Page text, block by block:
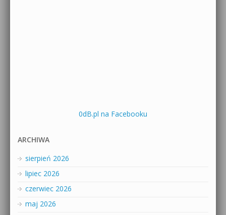
0dB.pl na Facebooku
ARCHIWA
sierpień 2026
lipiec 2026
czerwiec 2026
maj 2026